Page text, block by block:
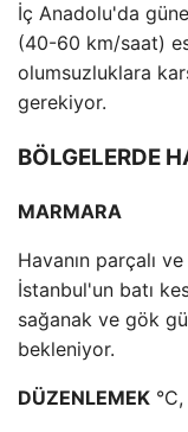
İç Anadolu'da
(40-60 km/saat)
olumsuzluklara
gerekiyor.
BÖLGELERDE
MARMARA
Havanın parçalı
İstanbul'un batı
sağanak ve gök
bekleniyor.
DÜZENLEMEK